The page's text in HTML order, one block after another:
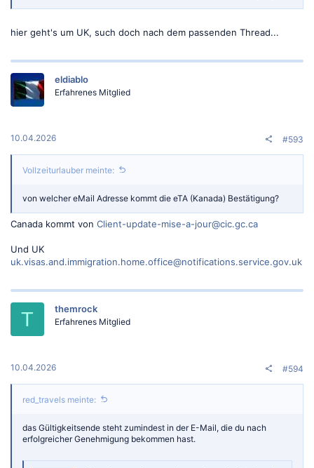
hier geht's um UK, such doch nach dem passenden Thread...
eldiablo
Erfahrenes Mitglied
10.04.2026 #593
Vollzeiturlauber meinte:
von welcher eMail Adresse kommt die eTA (Kanada) Bestätigung?
Canada kommt von Client-update-mise-a-jour@cic.gc.ca
Und UK
uk.visas.and.immigration.home.office@notifications.service.gov.uk
T themrock
Erfahrenes Mitglied
10.04.2026 #594
red_travels meinte:
das Gültigkeitsende steht zumindest in der E-Mail, die du nach
erfolgreicher Genehmigung bekommen hast.